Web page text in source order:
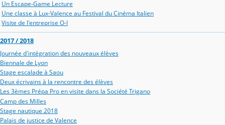
Un Escape-Game Lecture
Une classe à Lux-Valence au Festival du Cinéma Italien
Visite de l'entreprise O-I
2017 / 2018
Journée d'intégration des nouveaux élèves
Biennale de Lyon
Stage escalade à Saou
Deux écrivains à la rencontre des élèves
Les 3èmes Prépa Pro en visite dans la Société Trigano
Camp des Milles
Stage nautique 2018
Palais de justice de Valence